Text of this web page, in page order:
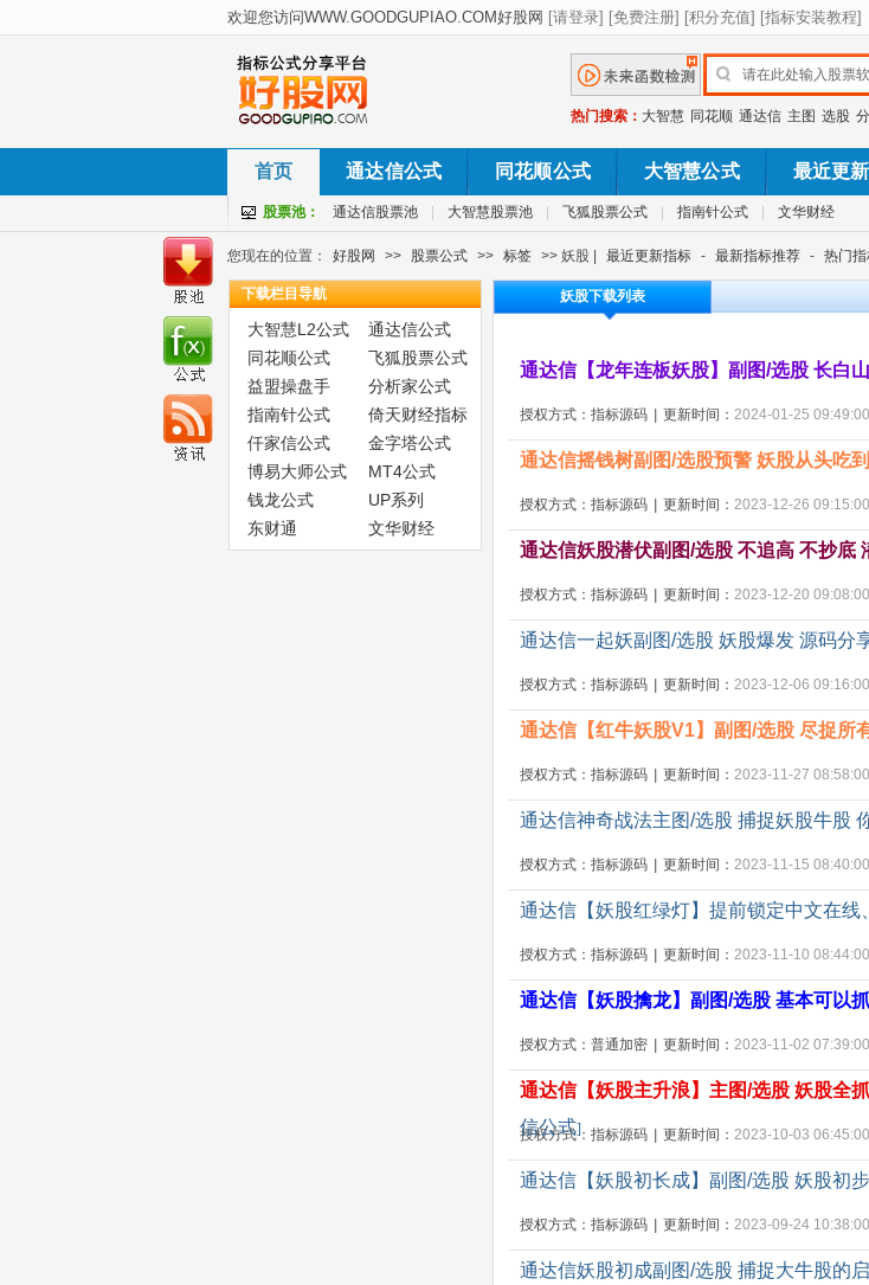
热门搜索： 大智慧 同花顺 通达信 主图 选股
首页 通达信公式 同花顺公式 大智慧公式 最近更新
股票池： 通达信股票池 大智慧股票池 飞狐股票公式 指南针公式 文华财经
您现在的位置： 好股网 >> 股票公式 >> 标签 >> 妖股 | 最近更新指标 - 最新指标推荐 - 热门
下载栏目导航
大智慧L2公式
通达信公式
同花顺公式
飞狐股票公式
益盟操盘手
分析家公式
指南针公式
倚天财经指标
仟家信公式
金字塔公式
博易大师公式
MT4公式
钱龙公式
UP系列
东财通
文华财经
妖股下载列表
通达信【龙年连板妖股】副图/选股 长白
授权方式：指标源码 更新时间： 2024-01-25 09:49:00
通达信摇钱树副图/选股预警 妖股从头吃
授权方式：指标源码 更新时间： 2023-12-26 09:15:00
通达信妖股潜伏副图/选股 不追高 不抄底
授权方式：指标源码 更新时间： 2023-12-20 09:08:00
通达信一起妖副图/选股 妖股爆发 源码分
授权方式：指标源码 更新时间： 2023-12-06 09:16:00
通达信【红牛妖股V1】副图/选股 尽捉所
授权方式：指标源码 更新时间： 2023-11-27 08:58:00
通达信神奇战法主图/选股 捕捉妖股牛股
授权方式：指标源码 更新时间： 2023-11-15 08:40:00
通达信【妖股红绿灯】提前锁定中文在
授权方式：指标源码 更新时间： 2023-11-10 08:44:00
通达信【妖股擒龙】副图/选股 基本可以
授权方式：普通加密 更新时间： 2023-11-02 07:39:00
通达信【妖股主升浪】主图/选股 妖股全
信公式]
授权方式：指标源码 更新时间： 2023-10-03 06:45:00
通达信【妖股初长成】副图/选股 妖股初
授权方式：指标源码 更新时间： 2023-09-24 10:38:00
通达信妖股初成副图/选股 捕捉大牛股的